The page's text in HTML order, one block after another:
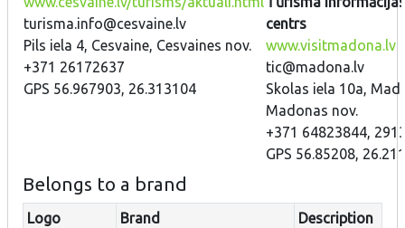
turisma.info@cesvaine.lv
Pils iela 4, Cesvaine, Cesvaines nov.
+371 26172637
GPS 56.967903, 26.313104
centrs
www.visitmadona.lv
tic@madona.lv
Skolas iela 10a,
Madonas nov.
+371 64823844,
GPS 56.85208,
Belongs to a brand
Logo Brand
Description